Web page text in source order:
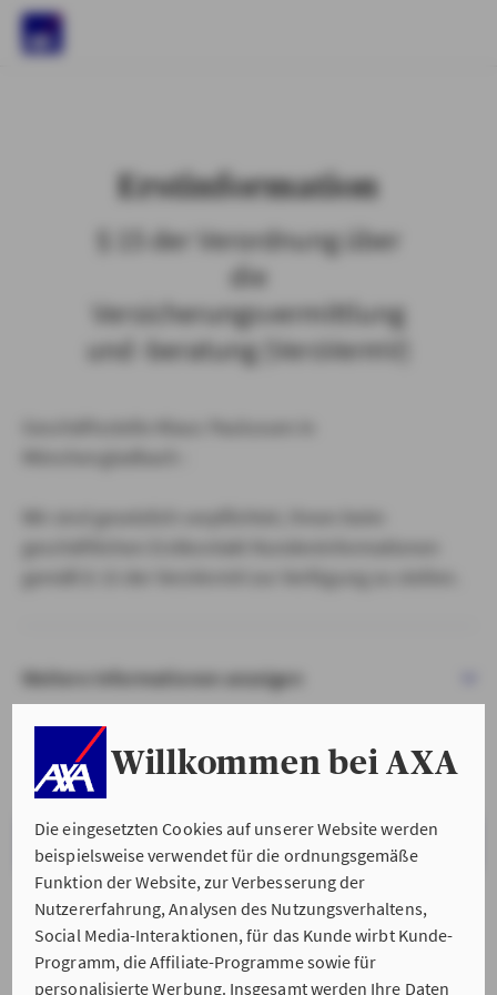
Willkommen bei AXA
Die eingesetzten Cookies auf unserer Website werden
beispielsweise verwendet für die ordnungsgemäße
Funktion der Website, zur Verbesserung der
Nutzererfahrung, Analysen des Nutzungsverhaltens,
Social Media-Interaktionen, für das Kunde wirbt Kunde-
Programm, die Affiliate-Programme sowie für
personalisierte Werbung. Insgesamt werden Ihre Daten
Erstinformation
§ 15 der Verordnung über
die
Versicherungsvermittlung
und -beratung (VersVermV)
Weitere Informationen anzeigen
VERSTANDEN & WEITER